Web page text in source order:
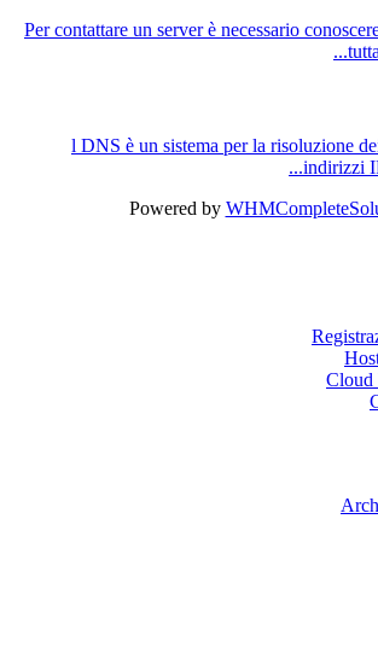
Per contattare un server è necessario
l DNS è un sistema per la risoluzione
indirizzi
Powered by
Cloud